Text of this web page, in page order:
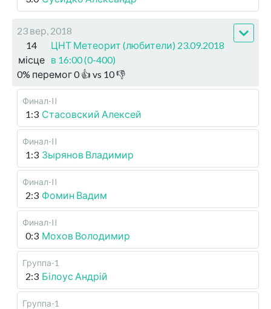
23 вер, 2018
14
місце
ЦНТ Метеорит (любители) 23.09.2018
в 16:00 (0-400)
0% перемог0👍 vs 10👎
Финал-II
1:3 Стасовский Алексей
Финал-II
1:3 Зырянов Владимир
Финал-II
2:3 Фомин Вадим
Финал-II
0:3 Мохов Володимир
Группа-1
2:3 Білоус Андрій
Группа-1